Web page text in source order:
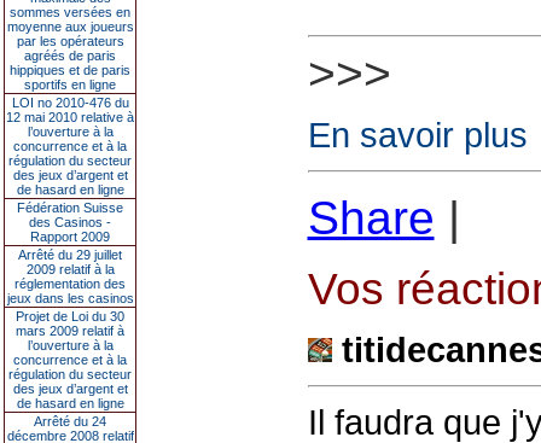
sommes versées en
moyenne aux joueurs
par les opérateurs
agréés de paris
hippiques et de paris
sportifs en ligne
LOI no 2010-476 du
12 mai 2010 relative à
l’ouverture à la
concurrence et à la
régulation du secteur
des jeux d’argent et
de hasard en ligne
Fédération Suisse
des Casinos -
Rapport 2009
Arrêté du 29 juillet
2009 relatif à la
réglementation des
jeux dans les casinos
Projet de Loi du 30
mars 2009 relatif à
l’ouverture à la
concurrence et à la
régulation du secteur
des jeux d’argent et
de hasard en ligne
Arrêté du 24
décembre 2008 relatif
>>>
En savoir plus
Share |
Vos
Il faudra que